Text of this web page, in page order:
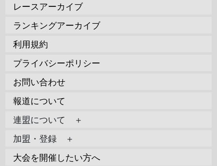
レースアーカイブ
ランキングアーカイブ
利用規約
プライバシーポリシー
お問い合わせ
報道について
連盟について ＋
加盟・登録 ＋
大会を開催したい方へ